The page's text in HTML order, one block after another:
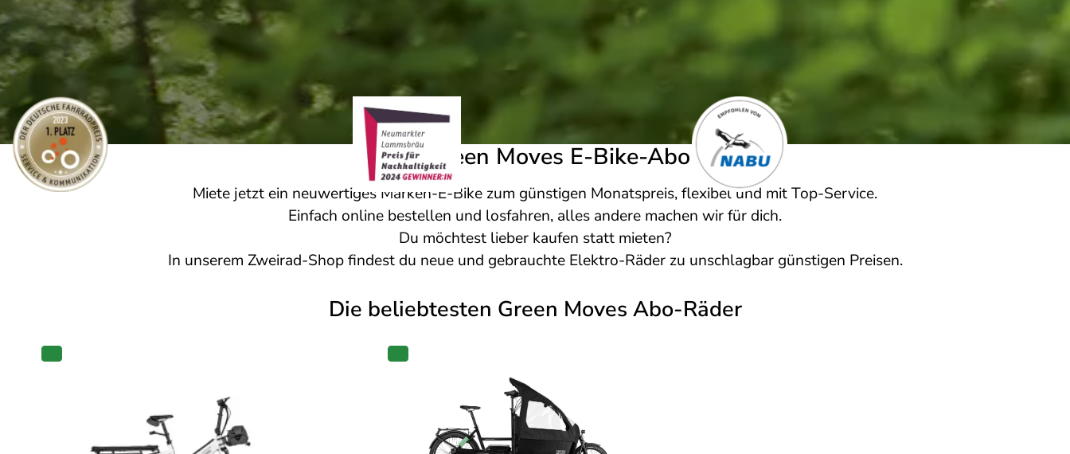
Das Green Moves E-Bike-Abo
Miete jetzt ein neuwertiges Marken-E-Bike zum günstigen Monatspreis, flexibel und mit Top-Service.
Einfach online bestellen und losfahren, alles andere machen wir für dich.
Du möchtest lieber kaufen statt mieten?
In unserem Zweirad-Shopfindest du neue und gebrauchte Elektro-Räder zu unschlagbar günstigen Preisen.
Die beliebtesten Green Moves Abo-Räder
PRODUKT PRODUKT